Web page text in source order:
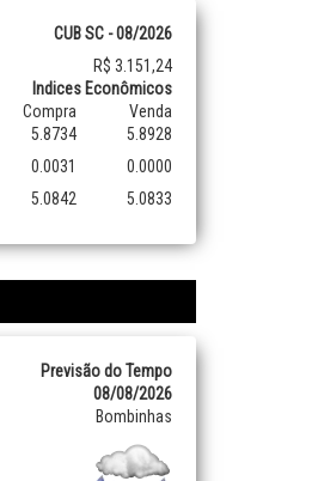
CUB SC - 08/2026
R$ 3.151,24
Indices Econômicos
Compra
Venda
5.8734
5.8928
0.0031
0.0000
5.0842 5.0833
Previsão do Tempo
08/08/2026
Bombinhas